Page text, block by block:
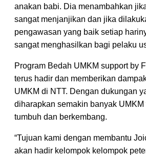
anakan babi. Dia menambahkan
sangat menjanjikan dan jika
pengawasan yang baik setiap
sangat menghasilkan bagi pelaku
Program Bedah UMKM support by
terus hadir dan memberikan
UMKM di NTT. Dengan dukungan
diharapkan semakin banyak UMKM
tumbuh dan berkembang.
“Tujuan kami dengan membantu
akan hadir kelompok kelompok